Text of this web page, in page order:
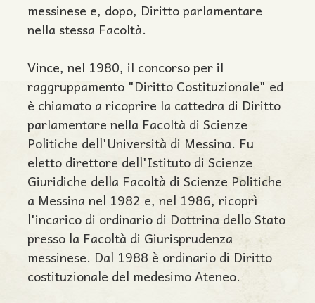
messinese e, dopo, Diritto parlamentare
nella stessa Facoltà.
Vince, nel 1980, il concorso per il
raggruppamento "Diritto Costituzionale" ed
è chiamato a ricoprire la cattedra di Diritto
parlamentare nella Facoltà di Scienze
Politiche dell'Università di Messina. Fu
eletto direttore dell'Istituto di Scienze
Giuridiche della Facoltà di Scienze Politiche
a Messina nel 1982 e, nel 1986, ricoprì
l'incarico di ordinario di Dottrina dello Stato
presso la Facoltà di Giurisprudenza
messinese. Dal 1988 è ordinario di Diritto
costituzionale del medesimo Ateneo.